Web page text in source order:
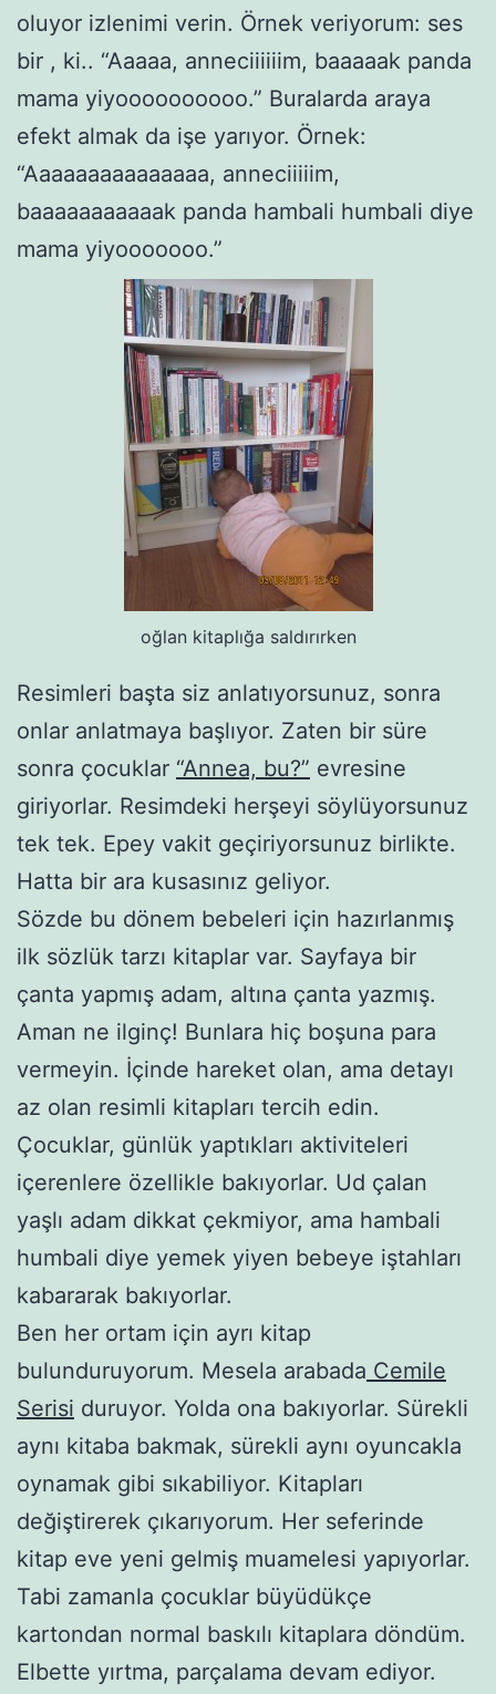
oluyor izlenimi verin. Örnek veriyorum: ses
bir , ki.. “Aaaaa, anneciiiiiim, baaaaak panda
mama yiyoooooooooo.” Buralarda araya
efekt almak da işe yarıyor. Örnek:
“Aaaaaaaaaaaaaaa, anneciiiiim,
baaaaaaaaaaak panda hambali humbali diye
mama yiyooooooo.”
oğlan kitaplığa saldırırken
Resimleri başta siz anlatıyorsunuz, sonra
onlar anlatmaya başlıyor. Zaten bir süre
sonra çocuklar “Annea, bu?” evresine
giriyorlar. Resimdeki herşeyi söylüyorsunuz
tek tek. Epey vakit geçiriyorsunuz birlikte.
Hatta bir ara kusasınız geliyor.
Sözde bu dönem bebeleri için hazırlanmış
ilk sözlük tarzı kitaplar var. Sayfaya bir
çanta yapmış adam, altına çanta yazmış.
Aman ne ilginç! Bunlara hiç boşuna para
vermeyin. İçinde hareket olan, ama detayı
az olan resimli kitapları tercih edin.
Çocuklar, günlük yaptıkları aktiviteleri
içerenlere özellikle bakıyorlar. Ud çalan
yaşlı adam dikkat çekmiyor, ama hambali
humbali diye yemek yiyen bebeye iştahları
kabararak bakıyorlar.
Ben her ortam için ayrı kitap
bulunduruyorum. Mesela arabada Cemile
Serisi duruyor. Yolda ona bakıyorlar. Sürekli
aynı kitaba bakmak, sürekli aynı oyuncakla
oynamak gibi sıkabiliyor. Kitapları
değiştirerek çıkarıyorum. Her seferinde
kitap eve yeni gelmiş muamelesi yapıyorlar.
Tabi zamanla çocuklar büyüdükçe
kartondan normal baskılı kitaplara döndüm.
Elbette yırtma, parçalama devam ediyor.